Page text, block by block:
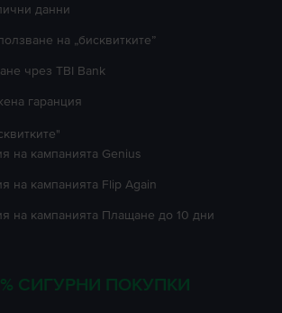
данни
на „бисквитките”
чрез TBI Bank
гаранция
на кампанията Genius
на кампанията Flip Again
на кампанията Плащане до 10 дни
СИГУРНИ ПОКУПКИ